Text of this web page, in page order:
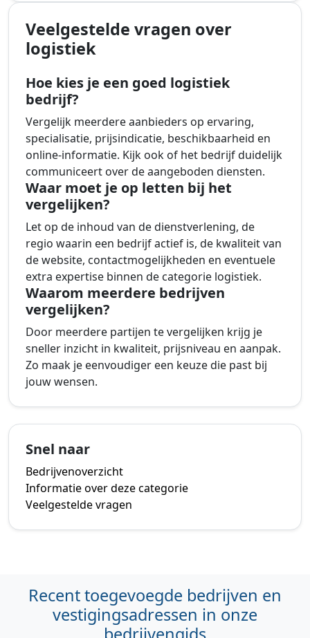
Veelgestelde vragen over
logistiek
Hoe kies je een goed logistiek
bedrijf?
Vergelijk meerdere aanbieders op ervaring,
specialisatie, prijsindicatie, beschikbaarheid en
online-informatie. Kijk ook of het bedrijf duidelijk
communiceert over de aangeboden diensten.
Waar moet je op letten bij het
vergelijken?
Let op de inhoud van de dienstverlening, de
regio waarin een bedrijf actief is, de kwaliteit van
de website, contactmogelijkheden en eventuele
extra expertise binnen de categorie logistiek.
Waarom meerdere bedrijven
vergelijken?
Door meerdere partijen te vergelijken krijg je
sneller inzicht in kwaliteit, prijsniveau en aanpak.
Zo maak je eenvoudiger een keuze die past bij
jouw wensen.
Snel naar
Bedrijvenoverzicht
Informatie over deze categorie
Veelgestelde vragen
Recent toegevoegde bedrijven en
vestigingsadressen in onze